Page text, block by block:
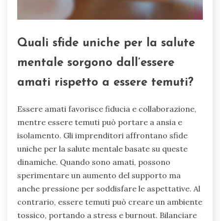
Quali sfide uniche per la salute
mentale sorgono dall’essere
amati rispetto a essere temuti?
Essere amati favorisce fiducia e collaborazione,
mentre essere temuti può portare a ansia e
isolamento. Gli imprenditori affrontano sfide
uniche per la salute mentale basate su queste
dinamiche. Quando sono amati, possono
sperimentare un aumento del supporto ma
anche pressione per soddisfare le aspettative. Al
contrario, essere temuti può creare un ambiente
tossico, portando a stress e burnout. Bilanciare